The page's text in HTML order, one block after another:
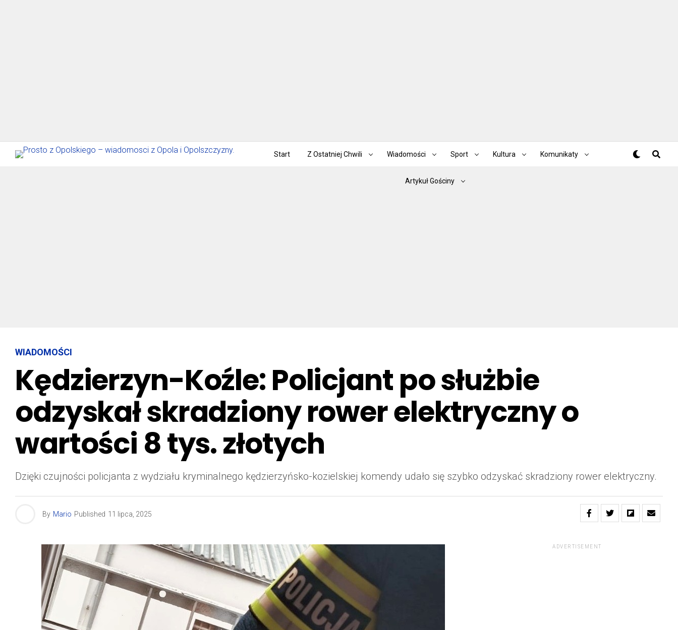
Start Z Ostatniej Chwili Wiadomości Sport Kultura Komunikaty
Artykuł Gościny
WIADOMOŚCI
Kędzierzyn-Koźle: Policjant po służbie
odzyskał skradziony rower elektryczny o
wartości 8 tys. złotych
Dzięki czujności policjanta z wydziału kryminalnego kędzierzyńsko-kozielskiej komendy udało się szybko odzyskać skradziony rower elektryczny.
By Mario Published 11 lipca, 2025
ADVERTISEMENT